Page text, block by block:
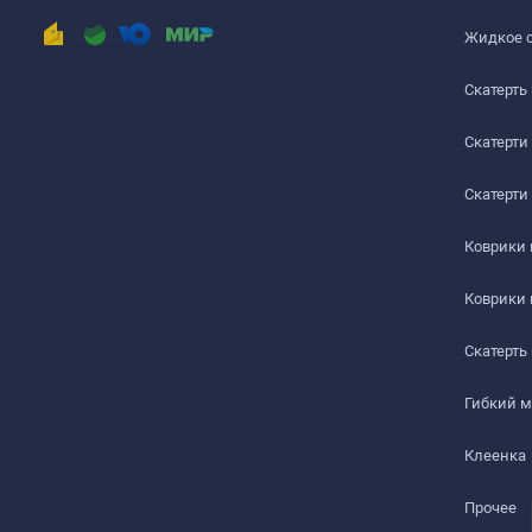
Сразу после распаковки пленки может
Дайте высохнуть – запах выветривается максимум
Жидкое
Коврики
Гибкий
Клеенка
Прочее